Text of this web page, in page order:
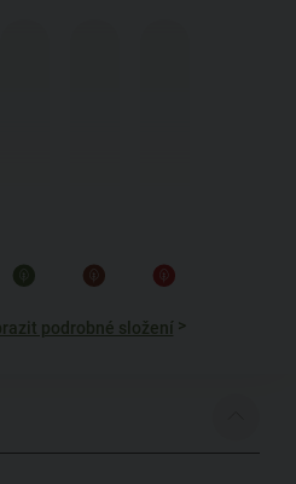
podrobné složení >